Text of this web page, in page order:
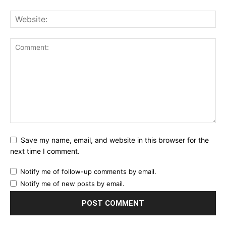
Save my name, email, and website in this browser for the
next time I comment.
Notify me of follow-up comments by email.
Notify me of new posts by email.